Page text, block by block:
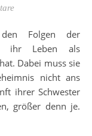
ihr Leben als
Dabei muss sie
nicht ans
ihrer Schwester
größer denn je.